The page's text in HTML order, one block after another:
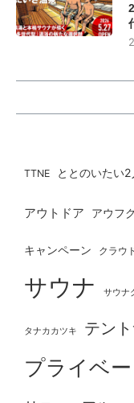
TTNE ととのいたい
アウトドア アウフ
キャンペーン クラウ
サウナ サウナ
タナカカツキ テン
プライベ